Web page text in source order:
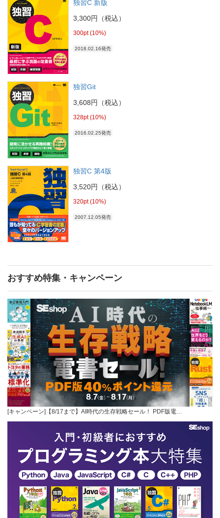
独習C 新版
3,300円（税込）
300pt (10%)
2018.02.16発売
独習Git
3,608円（税込）
328pt (10%)
2016.02.25発売
独習C 第4版
3,520円（税込）
320pt (10%)
2007.12.05発売
おすすめ特集・キャンペーン
[キャンペーン]【8/17まで】AI時代の生存戦略セール！ PDF版電…